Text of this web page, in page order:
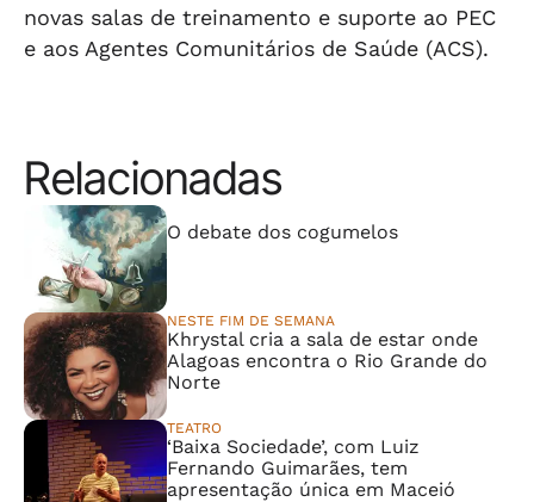
novas salas de treinamento e suporte ao PEC
e aos Agentes Comunitários de Saúde (ACS).
Relacionadas
O debate dos cogumelos
NESTE FIM DE SEMANA
Khrystal cria a sala de estar onde
Alagoas encontra o Rio Grande do
Norte
TEATRO
‘Baixa Sociedade’, com Luiz
Fernando Guimarães, tem
apresentação única em Maceió